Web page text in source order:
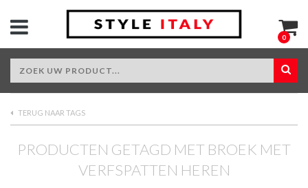
0
TERUG NAAR TAGS
PRODUCTEN GETAGD MET BROEK MET
VERFSPATTEN HEREN